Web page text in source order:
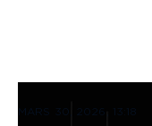
MARS 30, 2026, 13:18